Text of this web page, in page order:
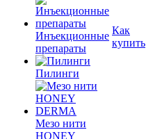
Инъекционные
препараты
Пилинги
Мезо нити
HONEY
Как
купить